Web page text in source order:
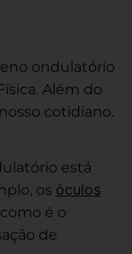
ondulatório
Além do
cotidiano.
está
os óculos
é o
de